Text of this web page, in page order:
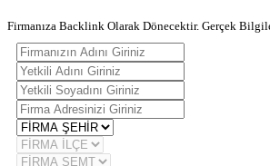
Firmanıza Backlink Olarak Dönecektir. Gerçek